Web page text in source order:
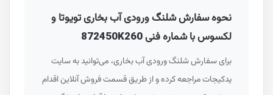
نحوه سفارش شلنگ ورودی آب بخاری تویوتا و
لکسوس با شماره فنی 872450K260
برای سفارش شلنگ ورودی آب بخاری، می‌توانید به سایت
یدکیجات مراجعه کرده و از طریق قسمت فروش آنلاین اقدام